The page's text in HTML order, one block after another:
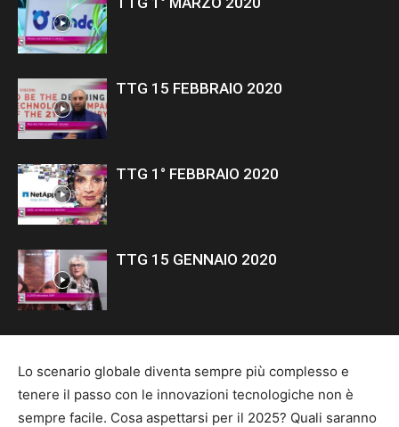
TTG 15 FEBBRAIO 2020
TTG 1° FEBBRAIO 2020
TTG 15 GENNAIO 2020
Lo scenario globale diventa sempre più complesso e
tenere il passo con le innovazioni tecnologiche non è
sempre facile. Cosa aspettarsi per il 2025? Quali saranno